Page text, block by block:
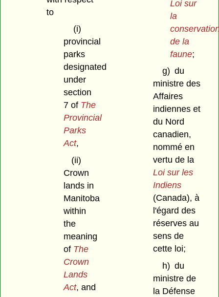
to
(i)
provincial
parks
designated
under
section
7 of The
Provincial
Parks
Act,
(ii)
Crown
lands in
Manitoba
within
the
meaning
of The
Crown
Lands
Act, and
Loi sur
la
de la
faune;
g) du
ministre des
Affaires
indiennes et
du Nord
canadien,
nommé en
vertu de la
Loi sur les
Indiens
(Canada), à
l'égard des
réserves au
sens de
cette loi;
h) du
ministre de
la Défense